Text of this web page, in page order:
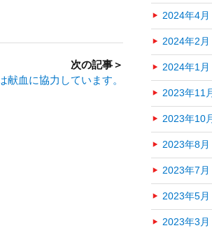
次の記事＞
献血に協力しています。
2024年4月
2024年2月
2024年1月
2023年11月
2023年10月
2023年8月
2023年7月
2023年5月
2023年3月